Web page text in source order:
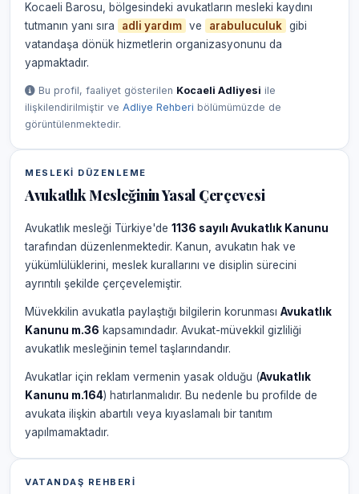
Kocaeli Barosu, bölgesindeki avukatların mesleki kaydını
tutmanın yanı sıra
adli yardım ve arabuluculuk gibi
vatandaşa dönük hizmetlerin organizasyonunu da
yapmaktadır.
Bu profil, faaliyet gösterilen Kocaeli Adliyesi ile
ilişkilendirilmiştir ve Adliye Rehberi bölümümüzde de
görüntülenmektedir.
MESLEKI DÜZENLEME
Avukatlık Mesleğinin Yasal Çerçevesi
Avukatlık mesleği Türkiye'de 1136 sayılı Avukatlık Kanunu
tarafından düzenlenmektedir. Kanun, avukatın hak ve
yükümlülüklerini, meslek kurallarını ve disiplin sürecini
ayrıntılı şekilde çerçevelemiştir.
Müvekkilin avukatla paylaştığı bilgilerin korunması Avukatlık
Kanunu m.36 kapsamındadır. Avukat-müvekkil gizliliği
avukatlık mesleğinin temel taşlarındandır.
Avukatlar için reklam vermenin yasak olduğu (Avukatlık
Kanunu m.164) hatırlanmalıdır. Bu nedenle bu profilde de
avukata ilişkin abartılı veya kıyaslamalı bir tanıtım
yapılmamaktadır.
VATANDAŞ REHBERI